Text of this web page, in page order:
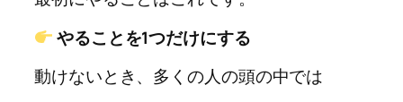
やることを1つだけにする
動けないとき、多くの人の頭の中では